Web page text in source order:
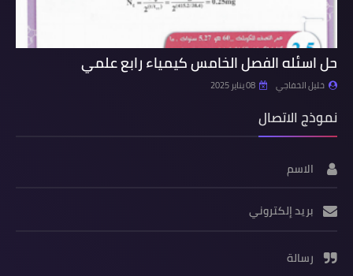
حل اسئله الفصل الخامس كيمياء رابع علمي
خليل الخفاجي 08 يناير 2025
نموذج الاتصال
الاسم
بريد إلكتروني
رسالة